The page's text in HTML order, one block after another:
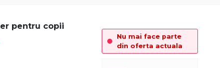
pentru copii
Nu mai face parte
din oferta actuala